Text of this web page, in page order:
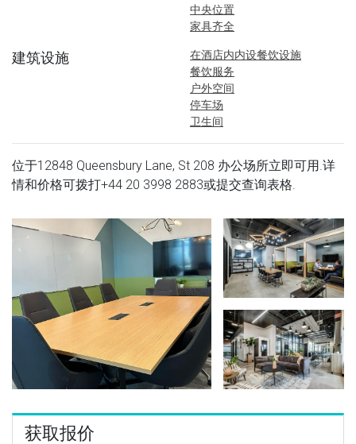
中央位置
家具齐全
建筑设施
在酒店内内设餐饮设施
餐饮服务
户外空间
停车场
卫生间
位于12848 Queensbury Lane, St 208 办公场所立即可用.详
情和价格可拨打+44 20 3998 2883或提交查询表格.
获取报价